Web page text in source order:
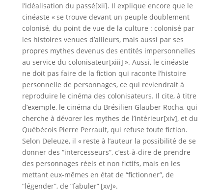
l’idéalisation du passé[xii]. Il explique encore que le
cinéaste « se trouve devant un peuple doublement
colonisé, du point de vue de la culture : colonisé par
les histoires venues d’ailleurs, mais aussi par ses
propres mythes devenus des entités impersonnelles
au service du colonisateur[xiii] ». Aussi, le cinéaste
ne doit pas faire de la fiction qui raconte l’histoire
personnelle de personnages, ce qui reviendrait à
reproduire le cinéma des colonisateurs. Il cite, à titre
d’exemple, le cinéma du Brésilien Glauber Rocha, qui
cherche à dévorer les mythes de l’intérieur[xiv], et du
Québécois Pierre Perrault, qui refuse toute fiction.
Selon Deleuze, il « reste à l’auteur la possibilité de se
donner des “intercesseurs”, c’est-à-dire de prendre
des personnages réels et non fictifs, mais en les
mettant eux-mêmes en état de “fictionner”, de
“légender”, de “fabuler” [xv]».